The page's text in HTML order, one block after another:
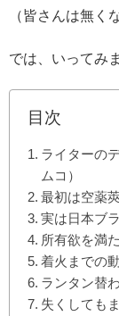
（皆さんは無く
では、いってみ
目次
ライターの
ムコ）
最初は空薬
実は日本ブ
所有欲を満
着火までの
ランタン替
失くしても